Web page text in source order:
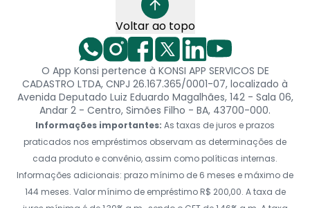
Voltar ao topo
O App Konsi pertence à KONSI APP SERVICOS DE
CADASTRO LTDA, CNPJ 26.167.365/0001-07, localizado à
Avenida Deputado Luiz Eduardo Magalhães, 142 - Sala 06,
Andar 2 - Centro, Simões Filho - BA, 43700-000.
Informações importantes: As taxas de juros e prazos
praticados nos empréstimos observam as determinações de
cada produto e convênio, assim como políticas internas.
Informações adicionais: prazo mínimo de 6 meses e máximo de
144 meses. Valor mínimo de empréstimo R$ 200,00. A taxa de